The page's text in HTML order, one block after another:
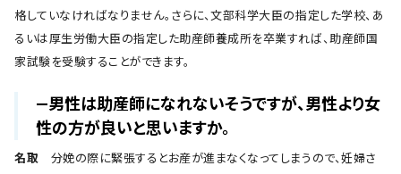
格していなければなりません。さらに、文部科学大臣の指定した学校、あ
るいは厚生労働大臣の指定した助産師養成所を卒業すれば、助産師国
家試験を受験することができます。
―男性は助産師になれないそうですが、男性より女
性の方が良いと思いますか。
名取 分娩の際に緊張するとお産が進まなくなってしまうので、妊婦さ